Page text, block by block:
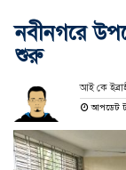
নবীনগরে
শুরু
আই কে
আপডেট